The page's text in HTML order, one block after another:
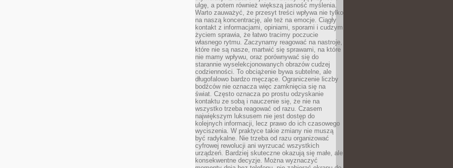
ulgę, a potem również większą jasność myślenia.
Warto zauważyć, że przesyt treści wpływa nie tylko
na naszą koncentrację, ale też na emocje. Ciągły
kontakt z informacjami, opiniami, sporami i cudzym
życiem sprawia, że łatwo tracimy poczucie
własnego rytmu. Zaczynamy reagować na nastroje,
które nie są nasze, martwić się sprawami, na które
nie mamy wpływu, oraz porównywać się do
starannie wyselekcjonowanych obrazów cudzej
codzienności. To obciążenie bywa subtelne, ale
długofalowo bardzo męczące. Ograniczenie liczby
bodźców nie oznacza więc zamknięcia się na
świat. Często oznacza po prostu odzyskanie
kontaktu ze sobą i nauczenie się, że nie na
wszystko trzeba reagować od razu. Czasem
największym luksusem nie jest dostęp do
kolejnych informacji, lecz prawo do ich czasowego
wyciszenia. W praktyce takie zmiany nie muszą
być radykalne. Nie trzeba od razu organizować
cyfrowej rewolucji ani wyrzucać wszystkich
urządzeń. Bardziej skuteczne okazują się małe, ale
konsekwentne decyzje. Można wyznaczyć